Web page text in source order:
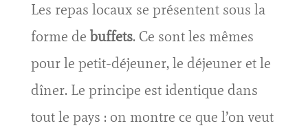
Les repas locaux se présentent sous la
forme de buffets. Ce sont les mêmes
pour le petit-déjeuner, le déjeuner et le
dîner. Le principe est identique dans
tout le pays : on montre ce que l’on veut